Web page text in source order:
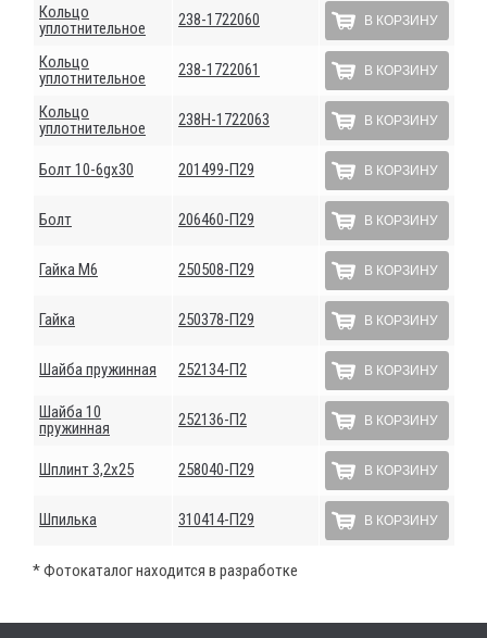
Кольцо
уплотнительное
238-1722060 В КОРЗИНУ
Кольцо
уплотнительное
238-1722061 В КОРЗИНУ
Кольцо
уплотнительное
238Н-1722063 В КОРЗИНУ
Болт 10-6gх30 201499-П29 В КОРЗИНУ
Болт 206460-П29 В КОРЗИНУ
Гайка М6 250508-П29 В КОРЗИНУ
Гайка 250378-П29 В КОРЗИНУ
Шайба пружинная 252134-П2 В КОРЗИНУ
Шайба 10
пружинная
252136-П2 В КОРЗИНУ
Шплинт 3,2х25 258040-П29 В КОРЗИНУ
Шпилька 310414-П29 В КОРЗИНУ
* Фотокаталог находится в разработке